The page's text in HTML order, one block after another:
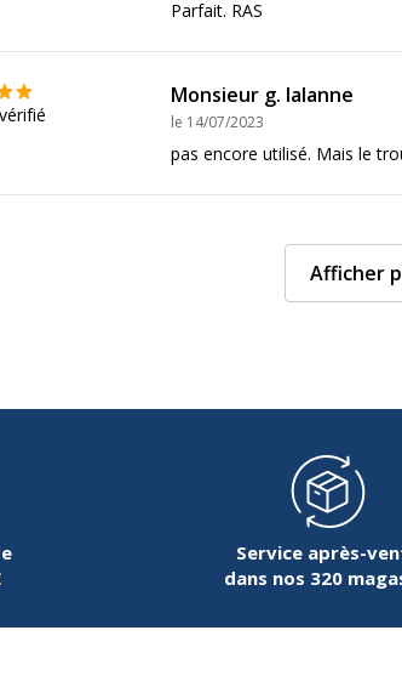
Parfait. RAS
Monsieur g. lalanne
le 14/07/2023
pas encore utilisé. Mais le
Afficher
Service après-
dans nos 320